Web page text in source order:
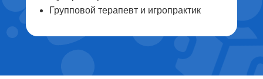
Групповой терапевт и игропрактик